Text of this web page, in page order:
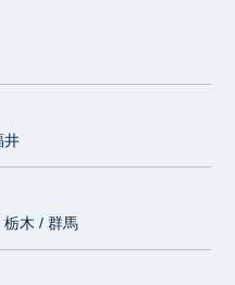
井
栃木 / 群馬